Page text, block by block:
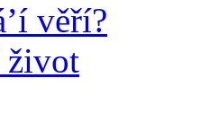
věří?
život